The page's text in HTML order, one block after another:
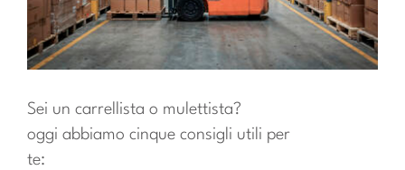
Sei un carrellista o mulettista?
oggi abbiamo cinque consigli utili per
te: